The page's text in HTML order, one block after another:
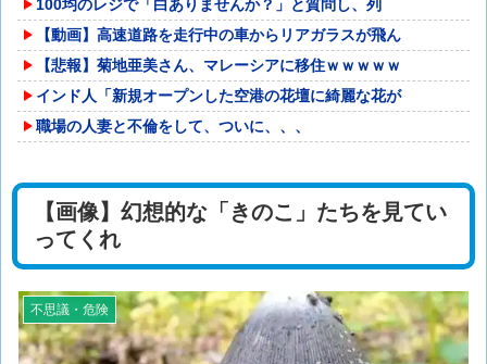
100均のレジで「白ありませんか？」と質問し、列
【動画】高速道路を走行中の車からリアガラスが飛ん
【悲報】菊地亜美さん、マレーシアに移住ｗｗｗｗｗ
インド人「新規オープンした空港の花壇に綺麗な花が
職場の人妻と不倫をして、ついに、、、
【画像】幻想的な「きのこ」たちを見てい
ってくれ
不思議・危険